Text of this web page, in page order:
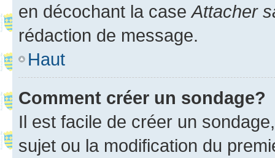
en décochant la case Attacher
rédaction de message.
Haut
Comment créer un sondage?
Il est facile de créer un
sujet ou la modification du